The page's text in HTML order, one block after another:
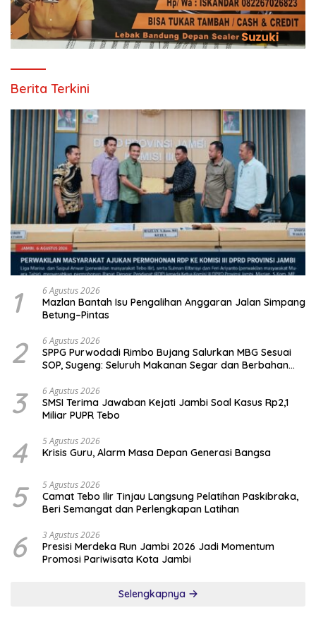
Berita Terkini
1 6 Agustus 2026
Mazlan Bantah Isu Pengalihan Anggaran Jalan Simpang
Betung–Pintas
2 6 Agustus 2026
SPPG Purwodadi Rimbo Bujang Salurkan MBG Sesuai
SOP, Sugeng: Seluruh Makanan Segar dan Berbahan
3 6 Agustus 2026
SMSI Terima Jawaban Kejati Jambi Soal Kasus Rp2,1
Miliar PUPR Tebo
4 5 Agustus 2026
Krisis Guru, Alarm Masa Depan Generasi Bangsa
5 5 Agustus 2026
Camat Tebo Ilir Tinjau Langsung Pelatihan Paskibraka,
Beri Semangat dan Perlengkapan Latihan
6 3 Agustus 2026
Presisi Merdeka Run Jambi 2026 Jadi Momentum
Promosi Pariwisata Kota Jambi
Selengkapnya